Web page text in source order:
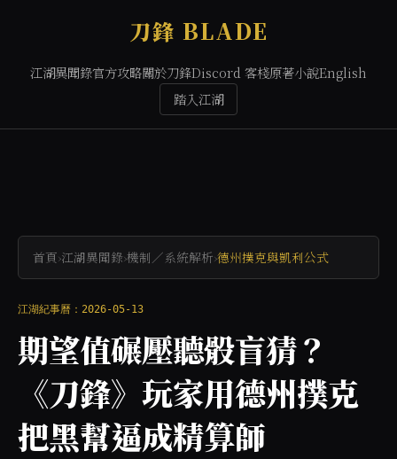
刀鋒 BLADE
江湖異聞錄官方攻略關於刀鋒Discord 客棧原著小說English
踏入江湖
首頁›江湖異聞錄›機制／系統解析›德州撲克與凱利公式
江湖紀事曆：2026-05-13
期望值碾壓聽骰盲猜？
《刀鋒》玩家用德州撲克
把黑幫逼成精算師